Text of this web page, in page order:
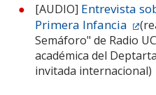
[AUDIO] Entrevista
Primera Infancia
Semáforo" de Radio
académica del
invitada internacional)